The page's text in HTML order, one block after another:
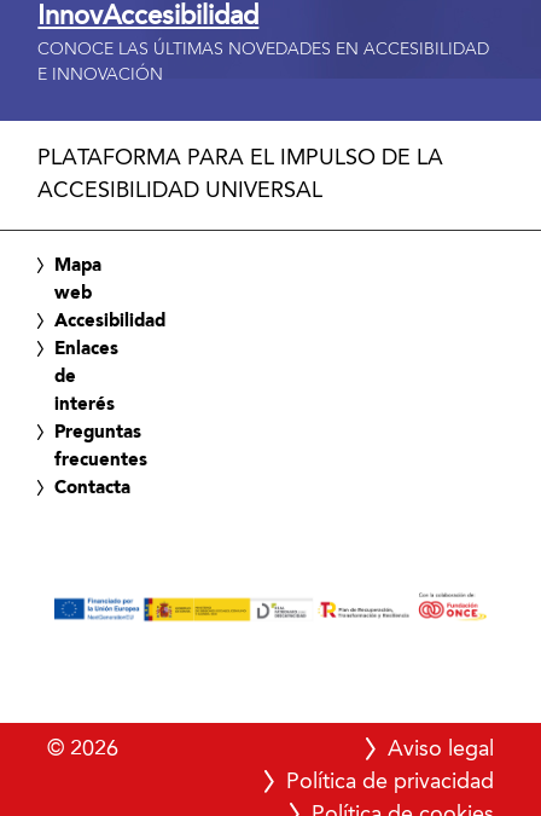
InnovAccesibilidad
CONOCE LAS ÚLTIMAS NOVEDADES EN ACCESIBILIDAD
E INNOVACIÓN
PLATAFORMA PARA EL IMPULSO DE LA
ACCESIBILIDAD UNIVERSAL
Mapa
web
Accesibilidad
Enlaces
de
interés
Preguntas
frecuentes
Contacta
© 2026
Aviso legal
Política de privacidad